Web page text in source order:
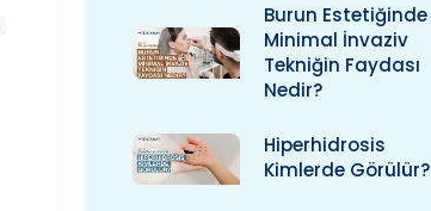
Burun Estetiğinde
Minimal İnvaziv
Tekniğin Faydası
Nedir?
Hiperhidrosis
Kimlerde Görülür?